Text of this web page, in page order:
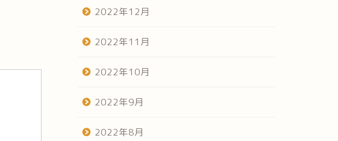
2022年12月
2022年11月
2022年10月
2022年9月
2022年8月